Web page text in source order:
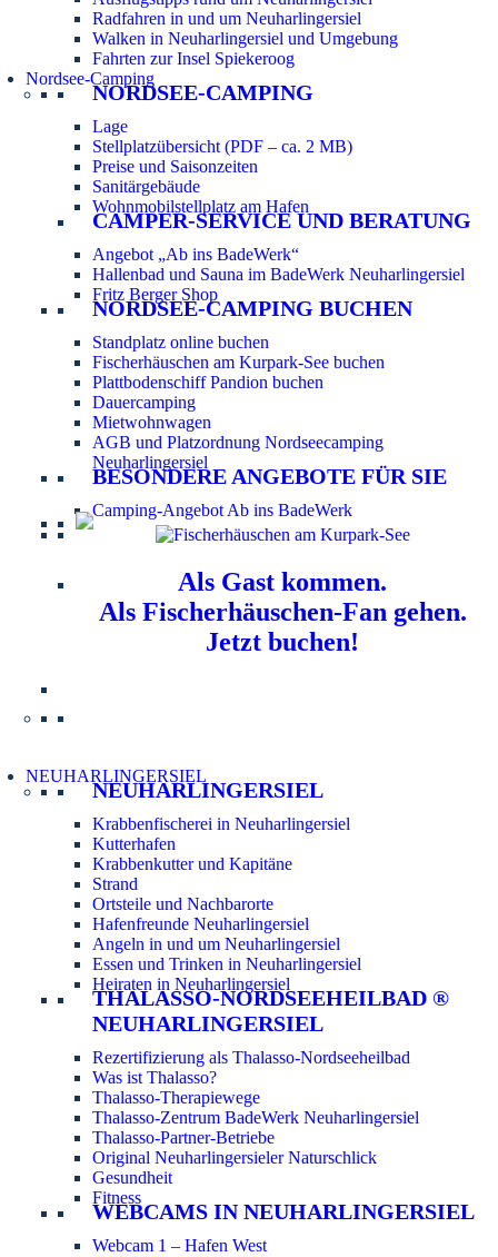
Radfahren in und um Neuharlingersiel
Walken in Neuharlingersiel und Umgebung
Fahrten zur Insel Spiekeroog
Nordsee-Camping
NORDSEE-CAMPING
Lage
Stellplatzübersicht (PDF – ca. 2 MB)
Preise und Saisonzeiten
Sanitärgebäude
Wohnmobilstellplatz am Hafen
CAMPER-SERVICE UND BERATUNG
Angebot „Ab ins BadeWerk“
Hallenbad und Sauna im BadeWerk Neuharlingersiel
Fritz Berger Shop
NORDSEE-CAMPING BUCHEN
Standplatz online buchen
Fischerhäuschen am Kurpark-See buchen
Plattbodenschiff Pandion buchen
Dauercamping
Mietwohnwagen
AGB und Platzordnung Nordseecamping
Neuharlingersiel
BESONDERE ANGEBOTE FÜR SIE
Camping-Angebot Ab ins BadeWerk
Als Gast kommen.
Als Fischerhäuschen-Fan gehen.
Jetzt buchen!
NEUHARLINGERSIEL
NEUHARLINGERSIEL
Krabbenfischerei in Neuharlingersiel
Kutterhafen
Krabbenkutter und Kapitäne
Strand
Ortsteile und Nachbarorte
Hafenfreunde Neuharlingersiel
Angeln in und um Neuharlingersiel
Essen und Trinken in Neuharlingersiel
Heiraten in Neuharlingersiel
THALASSO-NORDSEEHEILBAD ®
NEUHARLINGERSIEL
Rezertifizierung als Thalasso-Nordseeheilbad
Was ist Thalasso?
Thalasso-Therapiewege
Thalasso-Zentrum BadeWerk Neuharlingersiel
Thalasso-Partner-Betriebe
Original Neuharlingersieler Naturschlick
Gesundheit
Fitness
WEBCAMS IN NEUHARLINGERSIEL
Webcam 1 – Hafen West